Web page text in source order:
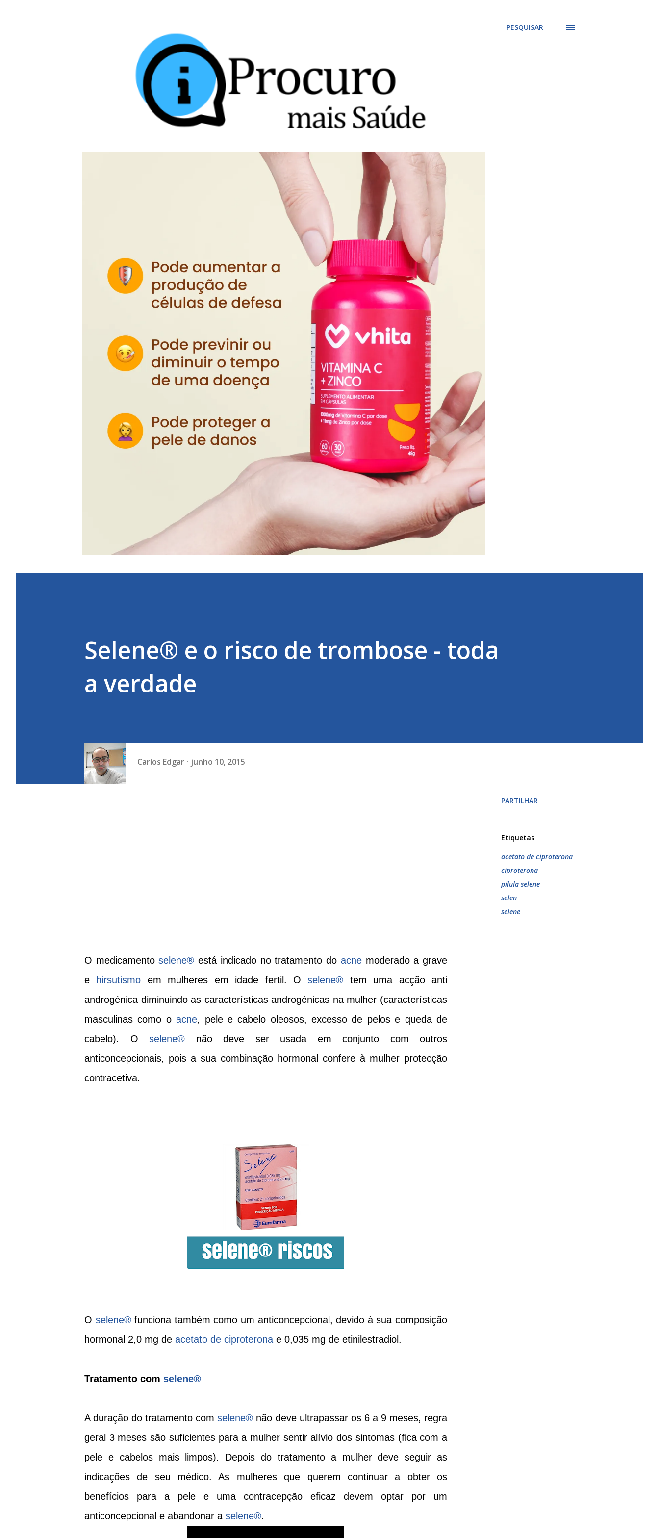
PESQUISAR
Selene® e o risco de trombose - toda
a verdade
Carlos Edgar junho 10, 2015
O medicamentoselene® está indicado no tratamento do acnemoderado a grave
e
hirsutismo em mulheres em idade fertil. Oselene®
tem uma acção anti
androgénica diminuindo as características androgénicas na mulher (características
masculinas como o acne, pele e cabelo oleosos, excesso de pelos e queda de
cabelo). O
selene® não deve ser usada em conjunto com outros
anticoncepcionais, pois a sua combinação hormonal confere à mulher protecção
contracetiva.
O selene®funciona também como um anticoncepcional, devido à sua composição
hormonal 2,0 mg de acetato de ciproterona e 0,035 mg de etinilestradiol.
Tratamento com selene®
A duração do tratamento comselene® não deve ultrapassar os 6 a 9 meses, regra
geral 3 meses são suficientes para a mulher sentir alívio dos sintomas (fica com a
pele e cabelos mais limpos). Depois do tratamento a mulher deve seguir as
indicações de seu médico. As mulheres que querem continuar a obter os
benefícios para a pele e uma contracepção eficaz devem optar por um
anticoncepcional e abandonar a selene®.
PARTILHAR
Etiquetas
acetato de ciproterona
ciproterona
pílula selene
selen
selene